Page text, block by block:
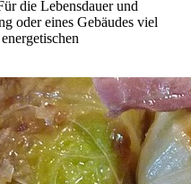
die Lebensdauer und
oder eines Gebäudes viel